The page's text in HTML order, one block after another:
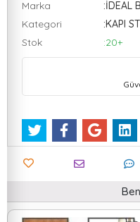
Marka
:İDEAL
Kategori
:KAPI
Stok
:20+